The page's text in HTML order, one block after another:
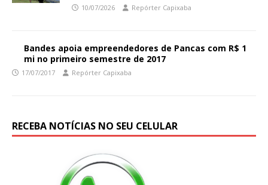
10/07/2026 Repórter Capixaba
Bandes apoia empreendedores de Pancas com R$ 1
mi no primeiro semestre de 2017
17/07/2017 Repórter Capixaba
RECEBA NOTÍCIAS NO SEU CELULAR